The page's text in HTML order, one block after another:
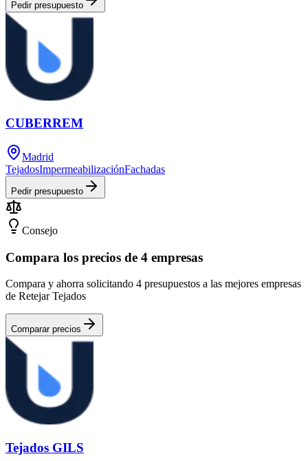
Pedir presupuesto
CUBERREM
Madrid
TejadosImpermeabilizaciónFachadas
Pedir presupuesto
Consejo
Compara los precios de 4 empresas
Compara y ahorra solicitando 4 presupuestos a las mejores empresas
de Retejar Tejados
Comparar precios
Tejados GILS